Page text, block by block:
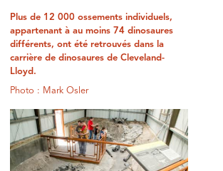
Plus de 12 000 ossements individuels,
appartenant à au moins 74 dinosaures
différents, ont été retrouvés dans la
carrière de dinosaures de Cleveland-
Lloyd.
Photo : Mark Osler